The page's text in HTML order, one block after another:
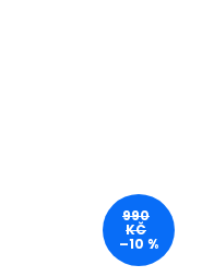
990
KČ
–10 %